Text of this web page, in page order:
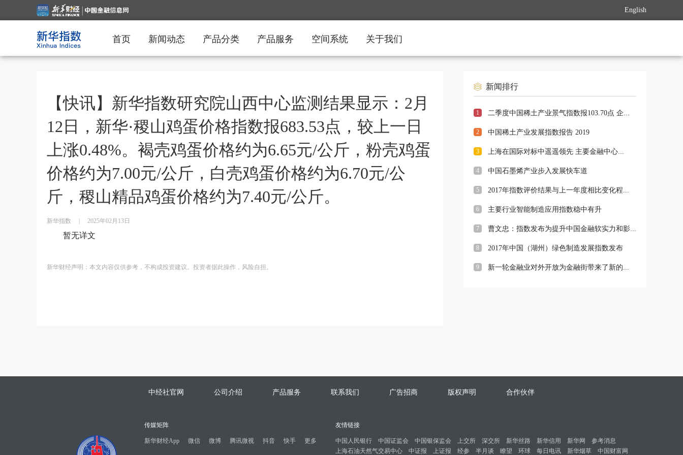
English
首页 新闻动态 产品分类 产品服务 空间系统 关于我们
【快讯】新华指数研究院山西中心监测结果显示：2月
12日，新华·稷山鸡蛋价格指数报683.53点，较上一日
上涨0.48%。褐壳鸡蛋价格约为6.65元/公斤，粉壳鸡蛋
价格约为7.00元/公斤，白壳鸡蛋价格约为6.70元/公
斤，稷山精品鸡蛋价格约为7.40元/公斤。
新华指数 2025年02月13日
暂无详文
新华财经声明：本文内容仅供参考，不构成投资建议。投资者据此操作，风险自担。
新闻排行
1 二季度中国稀土产业景气指数报103.70点 企...
2 中国稀土产业发展指数报告 2019
3 上海在国际对标中遥遥领先 主要金融中心...
4 中国石墨烯产业步入发展快车道
5 2017年指数评价结果与上一年度相比变化程...
6 主要行业智能制造应用指数稳中有升
7 曹文忠：指数发布为提升中国金融软实力和影...
8 2017年中国（湖州）绿色制造发展指数发布
9 新一轮金融业对外开放为金融街带来了新的...
中经社官网 公司介绍 产品服务 联系我们 广告招商 版权声明 合作伙伴
传媒矩阵
新华财经App 微信 微博 腾讯微视 抖音 快手 更多
友情链接
中国人民银行 中国证监会 中国银保监会 上交所 深交所 新华丝路 新华信用 新华网
参考消息
上海石油天然气交易中心
中证报 上证报 经参 半月谈 瞭望 环球 每日电讯 新华烟草 中国财富网